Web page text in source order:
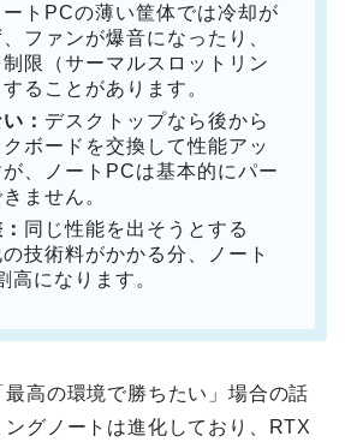
ートPCの薄い筐体では冷却が
ファンが爆音になったり、
限（サーマルスロットリン
ることがあります。
： デスクトップなら後から
ボードを交換して性能アッ
、ノートPCは基本的にパー
ません。
同じ性能を出そうとする
技術料がかかる分、ノート
高になります。
最高の環境で勝ちたい」場合の話
グノートは進化しており、RTX